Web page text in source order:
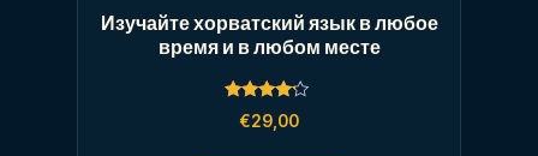
Изучайте хорватский язык в любое
время и в любом месте
Rated
4.00
€29,00